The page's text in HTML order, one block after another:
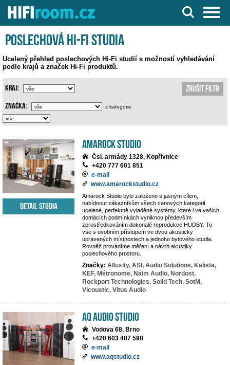
Server o Hi-Fi a AV technice
Poslechová Hi-Fi studia
Ucelený přehled poslechových Hi-Fi studií s možností vyhledávání
podle krajů a značek Hi-Fi produktů.
Zrušit filtr
Kraj:
Značka: z kategorie
Amarock Studio
Čsl. armády 1328, Kopřivnice
+420 777 601 851
e-mail
www.amarockstudio.cz
Amarock Studio bylo založeno s jasným cílem,
nabídnout zákazníkům všech cenových kategorií
ucelené, perfektně vyladěné systémy, které i ve vašich
domácích podmínkách vyniknou především
zprostředkováním dokonalé reprodukce HUDBY. To
vše s osobním přístupem ve dvou akusticky
upravených místnostech a jednoho bytového studia.
Rovněž provádíme měření a návrh akustiky
poslechového prostoru.
Značky: Alluxity, ASI, Audio Solutions, Kalista,
KEF, Métronome, Naim Audio, Nordost,
Rockport Technologies, Solid Tech, SotM,
Vicoustic, Vitus Audio
Detail studia
AQ audio studio
Vodova 68, Brno
+420 603 407 598
e-mail
www.aqstudio.cz